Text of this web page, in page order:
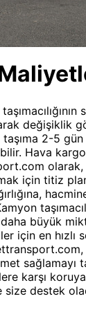
değişiklik
2-5 gün
Hava
olarak,
için titiz
büyük
için en hızlı
sağlamayı
karşı
destek